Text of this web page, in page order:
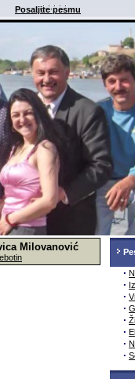
Posaljite pesmu
Milovanović
·
·
·
·
·
·
·
·